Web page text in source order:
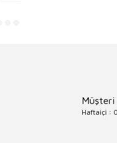
Müşteri
Haftaiçi :